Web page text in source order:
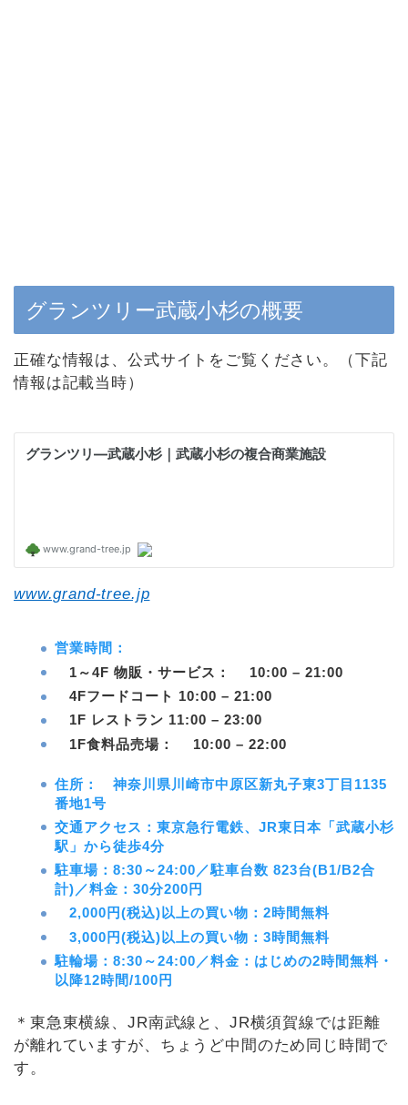
グランツリー武蔵小杉の概要
正確な情報は、公式サイトをご覧ください。（下記
情報は記載当時）
www.grand-tree.jp
営業時間：
1～4F 物販・サービス： 10:00 – 21:00
4Fフードコート 10:00 – 21:00
1F レストラン 11:00 – 23:00
1F食料品売場： 10:00 – 22:00
住所： 神奈川県川崎市中原区新丸子東3丁目1135
番地1号
交通アクセス：東京急行電鉄、JR東日本「武蔵小杉
駅」から徒歩4分
駐車場：8:30～24:00／駐車台数 823台(B1/B2合
計)／料金：30分200円
2,000円(税込)以上の買い物：2時間無料
3,000円(税込)以上の買い物：3時間無料
駐輪場：8:30～24:00／料金：はじめの2時間無料・
以降12時間/100円
＊東急東横線、JR南武線と、JR横須賀線では距離
が離れていますが、ちょうど中間のため同じ時間で
す。